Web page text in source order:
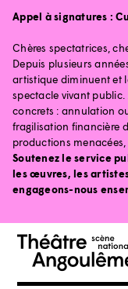
Aller au contenu
Aller au pied de page
Appel à signatures :
Chères spectatrices,
Depuis plusieurs
artistique diminuent et
spectacle vivant public.
concrets : annulation
fragilisation financière
productions
Soutenez le service
les œuvres, les
engageons-nous